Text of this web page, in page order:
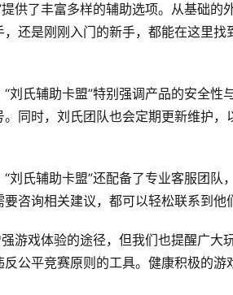
供了丰富多样的辅助选项。从基础的
还是刚刚入门的新手，都能在这里找
刘氏辅助卡盟”特别强调产品的安全性
同时，刘氏团队也会定期更新维护
刘氏辅助卡盟”还配备了专业客服团
咨询相关建议，都可以轻松联系到他
游戏体验的途径，但我们也提醒广大
公平竞赛原则的工具。健康积极的